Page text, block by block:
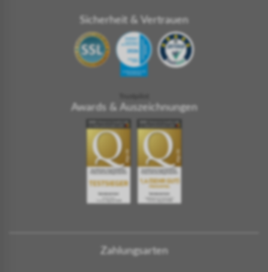
Sicherheit & Vertrauen
Awards & Auszeichnungen
Zahlungsarten